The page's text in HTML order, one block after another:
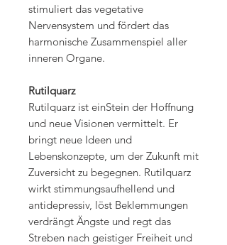
stimuliert das vegetative
Nervensystem und fördert das
harmonische Zusammenspiel aller
inneren Organe.
Rutilquarz
Rutilquarz ist einStein der Hoffnung
und neue Visionen vermittelt. Er
bringt neue Ideen und
Lebenskonzepte, um der Zukunft mit
Zuversicht zu begegnen. Rutilquarz
wirkt stimmungsaufhellend und
antidepressiv, löst Beklemmungen
verdrängt Ängste und regt das
Streben nach geistiger Freiheit und